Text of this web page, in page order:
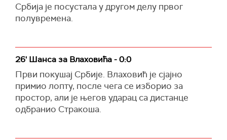
Србија је посустала у другом делу првог
полувремена.
26' Шанса за Влаховића - 0:0
Први покушај Србије. Влаховић је сјајно
примио лопту, после чега се изборио за
простор, али је његов ударац са дистанце
одбранио Стракоша.